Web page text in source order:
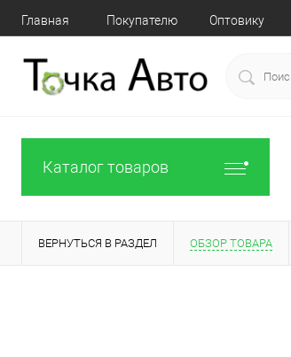
Главная Покупателю Оптовику
Каталог товаров
ВЕРНУТЬСЯ В РАЗДЕЛ ОБЗОР ТОВАРА